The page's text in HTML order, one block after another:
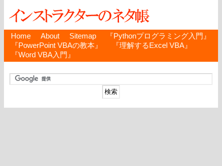
Home About Sitemap
『Pythonプログラミング入門』
『PowerPoint VBAの教本』
『理解するExcel VBA』
『Word VBA入門』